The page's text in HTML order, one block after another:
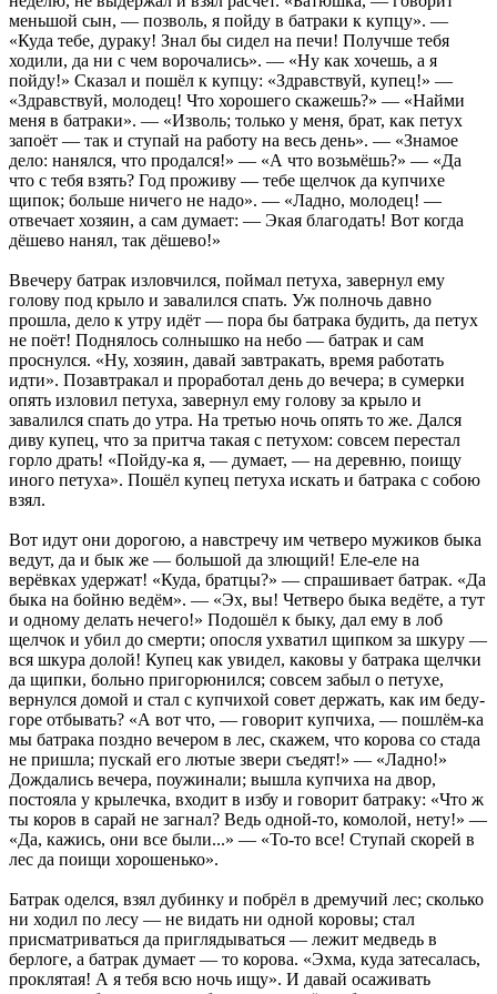
меньшой сын, — позволь, я пойду в батраки к купцу». —
«Куда тебе, дураку! Знал бы сидел на печи! Получше тебя
ходили, да ни с чем ворочались». — «Ну как хочешь, а я
пойду!» Сказал и пошёл к купцу: «Здравствуй, купец!» —
«Здравствуй, молодец! Что хорошего скажешь?» — «Найми
меня в батраки». — «Изволь; только у меня, брат, как петух
запоёт — так и ступай на работу на весь день». — «Знамое
дело: нанялся, что продался!» — «А что возьмёшь?» — «Да
что с тебя взять? Год проживу — тебе щелчок да купчихе
щипок; больше ничего не надо». — «Ладно, молодец! —
отвечает хозяин, а сам думает: — Экая благодать! Вот когда
дёшево нанял, так дёшево!»
Ввечеру батрак изловчился, поймал петуха, завернул ему
голову под крыло и завалился спать. Уж полночь давно
прошла, дело к утру идёт — пора бы батрака будить, да петух
не поёт! Поднялось солнышко на небо — батрак и сам
проснулся. «Ну, хозяин, давай завтракать, время работать
идти». Позавтракал и проработал день до вечера; в сумерки
опять изловил петуха, завернул ему голову за крыло и
завалился спать до утра. На третью ночь опять то же. Дался
диву купец, что за притча такая с петухом: совсем перестал
горло драть! «Пойду-ка я, — думает, — на деревню, поищу
иного петуха». Пошёл купец петуха искать и батрака с собою
взял.
Вот идут они дорогою, а навстречу им четверо мужиков быка
ведут, да и бык же — большой да злющий! Еле-еле на
верёвках удержат! «Куда, братцы?» — спрашивает батрак. «Да
быка на бойню ведём». — «Эх, вы! Четверо быка ведёте, а тут
и одному делать нечего!» Подошёл к быку, дал ему в лоб
щелчок и убил до смерти; опосля ухватил щипком за шкуру —
вся шкура долой! Купец как увидел, каковы у батрака щелчки
да щипки, больно пригорюнился; совсем забыл о петухе,
вернулся домой и стал с купчихой совет держать, как им беду-
горе отбывать? «А вот что, — говорит купчиха, — пошлём-ка
мы батрака поздно вечером в лес, скажем, что корова со стада
не пришла; пускай его лютые звери съедят!» — «Ладно!»
Дождались вечера, поужинали; вышла купчиха на двор,
постояла у крылечка, входит в избу и говорит батраку: «Что ж
ты коров в сарай не загнал? Ведь одной-то, комолой, нету!» —
«Да, кажись, они все были...» — «То-то все! Ступай скорей в
лес да поищи хорошенько».
Батрак оделся, взял дубинку и побрёл в дремучий лес; сколько
ни ходил по лесу — не видать ни одной коровы; стал
присматриваться да приглядываться — лежит медведь в
берлоге, а батрак думает — то корова. «Эхма, куда затесалась,
проклятая! А я тебя всю ночь ищу». И давай осаживать